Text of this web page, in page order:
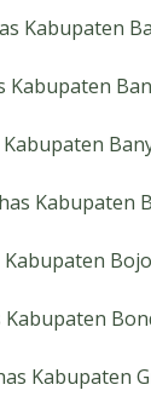
Kabupaten
Kabupaten
Kabupaten
Kabupaten
Kabupaten
Kabupaten